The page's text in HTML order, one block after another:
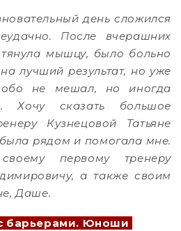
день сложился
После вчерашних
мышцу, было больно
лучший результат, но уже
не мешал, но иногда
Хочу сказать большое
Кузнецовой Татьяне
рядом и помогала мне.
первому тренеру
а также своим
Даше.
барьерами. Юноши